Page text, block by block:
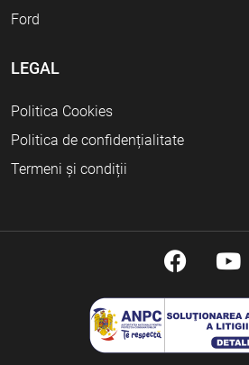
Ford
LEGAL
Politica Cookies
Politica de confidențialitate
Termeni și condiții